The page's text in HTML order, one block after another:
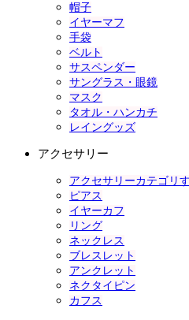
帽子
イヤーマフ
手袋
ベルト
サスペンダー
サングラス・眼鏡
マスク
タオル・ハンカチ
レイングッズ
アクセサリー
アクセサリーカテゴリ
ピアス
イヤーカフ
リング
ネックレス
ブレスレット
アンクレット
ネクタイピン
カフス